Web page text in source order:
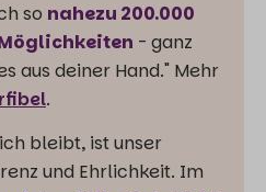
so nahezu 200.000
- ganz
aus deiner Hand." Mehr
.
bleibt, ist unser
und Ehrlichkeit. Im